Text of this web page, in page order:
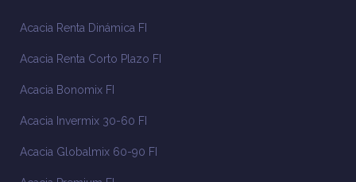
Acacia Renta Dinámica FI
Acacia Renta Corto Plazo FI
Acacia Bonomix FI
Acacia Invermix 30-60 FI
Acacia Globalmix 60-90 FI